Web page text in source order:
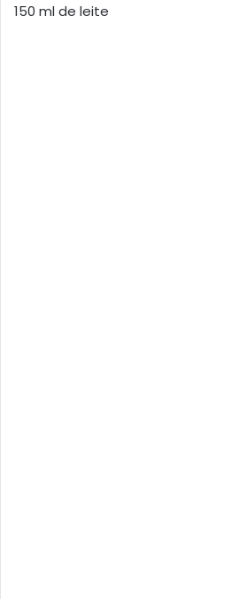
150 ml de leite